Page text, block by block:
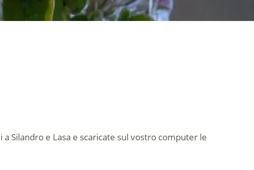
Silandro e Lasa e scaricate sul vostro computer le